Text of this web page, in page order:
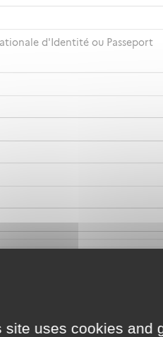
site uses cookies and
d'Identité ou Passeport
*